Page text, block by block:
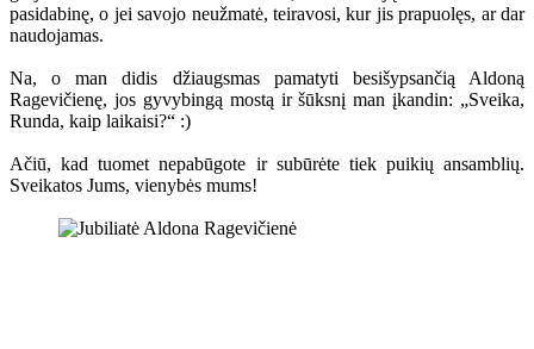
pasidabinę, o jei savojo neužmatė, teiravosi, kur jis prapuolęs, ar dar
naudojamas.
Na, o man didis džiaugsmas pamatyti besišypsančią Aldoną
Ragevičienę, jos gyvybingą mostą ir šūksnį man įkandin: „Sveika,
Runda, kaip laikaisi?“ :)
Ačiū, kad tuomet nepabūgote ir subūrėte tiek puikių ansamblių.
Sveikatos Jums, vienybės mums!